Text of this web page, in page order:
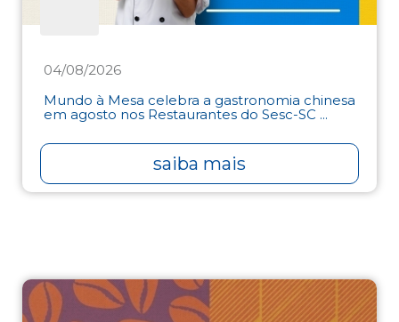
04/08/2026
Mundo à Mesa celebra a gastronomia chinesa
em agosto nos Restaurantes do Sesc-SC ...
saiba mais